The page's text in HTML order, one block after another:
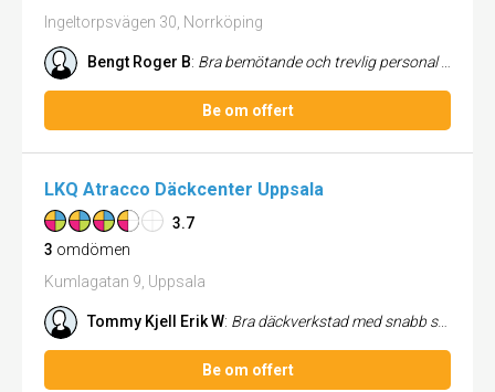
Ingeltorpsvägen 30, Norrköping
Bengt Roger B: Bra bemötande och trevlig personal , Emil , fixade nya däck och sålde även in däckhotell och hjulinställning . Blir n...
Be om offert
LKQ Atracco Däckcenter Uppsala
3.7
3 omdömen
Kumlagatan 9, Uppsala
Tommy Kjell Erik W: Bra däckverkstad med snabb service!
Be om offert